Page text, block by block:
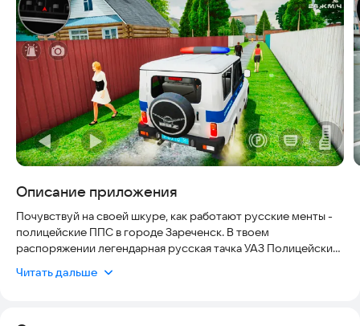
Описание приложения
Почувствуй на своей шкуре, как работают русские менты -
полицейские ППС в городе Зареченск. В твоем
распоряжении легендарная русская тачка УАЗ Полицейский
помощником на дорогах города, включай сирену и начинай
Читать дальше